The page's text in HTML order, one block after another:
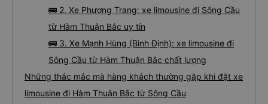
🚌 2. Xe Phương Trang: xe limousine đi Sông Cầu
từ Hàm Thuận Bắc uy tín
🚌 3. Xe Mạnh Hùng (Bình Định): xe limousine đi
Sông Cầu từ Hàm Thuận Bắc chất lượng
Những thắc mắc mà hàng khách thường gặp khi đặt xe
limousine đi Hàm Thuận Bắc từ Sông Cầu